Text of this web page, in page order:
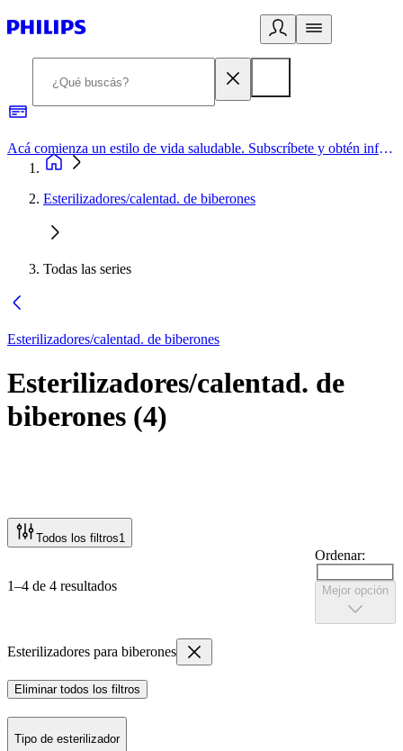
Acá comienza un estilo de vida saludable. Subscríbete y obtén información de primera mano
Esterilizadores/calentad. de biberones
Todas las series
Esterilizadores/calentad. de biberones
Esterilizadores/calentad. de
biberones (4)
Todos los filtros1
1–4 de 4 resultados
Ordenar:
Mejor opción
Esterilizadores para biberones
Eliminar todos los filtros
Tipo de esterilizador